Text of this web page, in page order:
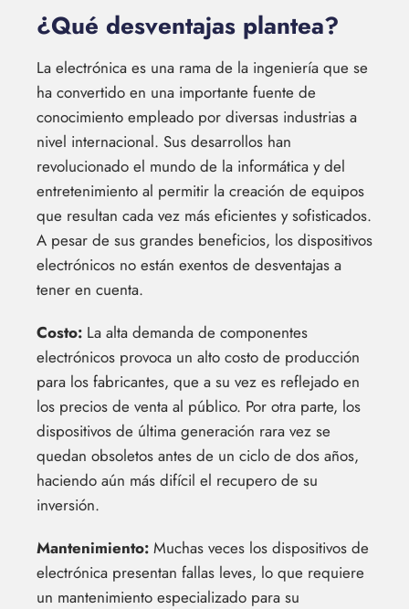
¿Qué desventajas plantea?
La electrónica es una rama de la ingeniería que se
ha convertido en una importante fuente de
conocimiento empleado por diversas industrias a
nivel internacional. Sus desarrollos han
revolucionado el mundo de la informática y del
entretenimiento al permitir la creación de equipos
que resultan cada vez más eficientes y sofisticados.
A pesar de sus grandes beneficios, los dispositivos
electrónicos no están exentos de desventajas a
tener en cuenta.
Costo: La alta demanda de componentes
electrónicos provoca un alto costo de producción
para los fabricantes, que a su vez es reflejado en
los precios de venta al público. Por otra parte, los
dispositivos de última generación rara vez se
quedan obsoletos antes de un ciclo de dos años,
haciendo aún más difícil el recupero de su
inversión.
Mantenimiento: Muchas veces los dispositivos de
electrónica presentan fallas leves, lo que requiere
un mantenimiento especializado para su